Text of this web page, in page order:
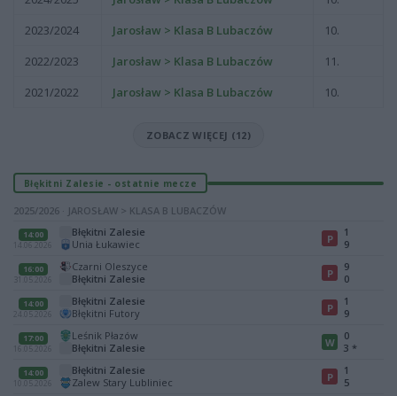
2023/2024
Jarosław > Klasa B Lubaczów
10.
2022/2023
Jarosław > Klasa B Lubaczów
11.
2021/2022
Jarosław > Klasa B Lubaczów 10.
ZOBACZ WIĘCEJ (12)
Błękitni Zalesie - ostatnie mecze
2025/2026 · JAROSŁAW > KLASA B LUBACZÓW
14:00
14.06.2026
Błękitni Zalesie
Unia Łukawiec
P
1
9
16:00
31.05.2026
Czarni Oleszyce
Błękitni Zalesie
P
9
0
14:00
24.05.2026
Błękitni Zalesie
Błękitni Futory
P
1
9
17:00
16.05.2026
Leśnik Płazów
Błękitni Zalesie
W
0
3 *
14:00
10.05.2026
Błękitni Zalesie
Zalew Stary Lubliniec
P
1
5